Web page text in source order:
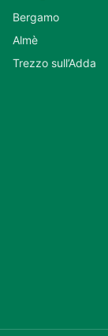
Bergamo
Almè
Trezzo sull’Adda